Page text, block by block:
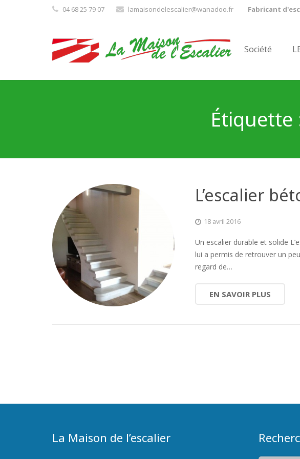
04 68 25 79 07 lamaisondelescalier@wanadoo.fr Fabricant
Société
Étiquette
L’escalier
18 avril 2016
Un escalier durable et solide
lui a permis de retrouver un
regard de…
EN SAVOIR PLUS
La Maison de l’escalier